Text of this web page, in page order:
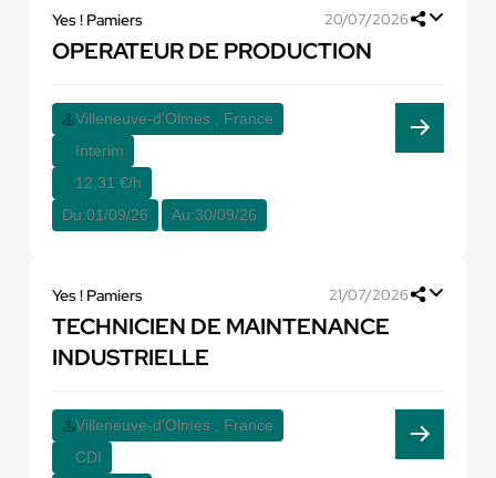
Yes ! Pamiers 20/07/2026
OPERATEUR DE PRODUCTION
Villeneuve-d'Olmes , France
Interim
12,31 €/h
Du:01/09/26 Au:30/09/26
Yes ! Pamiers 21/07/2026
TECHNICIEN DE MAINTENANCE
INDUSTRIELLE
Villeneuve-d'Olmes , France
CDI